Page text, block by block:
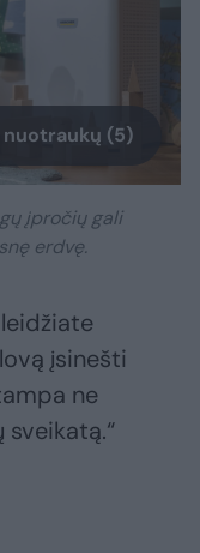
nuotraukų (5)
įpročių gali
erdvę.
leidžiate
įsinešti
ne